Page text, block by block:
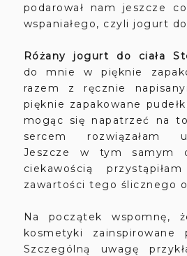
podarował nam jeszcze
wspaniałego, czyli jogurt do
Różany jogurt do ciała
do mnie w pięknie
razem z ręcznie
pięknie zapakowane
mogąc się napatrzeć na
sercem rozwiązałam
Jeszcze w tym samym
ciekawością
zawartości tego ślicznego
Na początek wspomnę,
kosmetyki zainspirowane
Szczególną uwagę